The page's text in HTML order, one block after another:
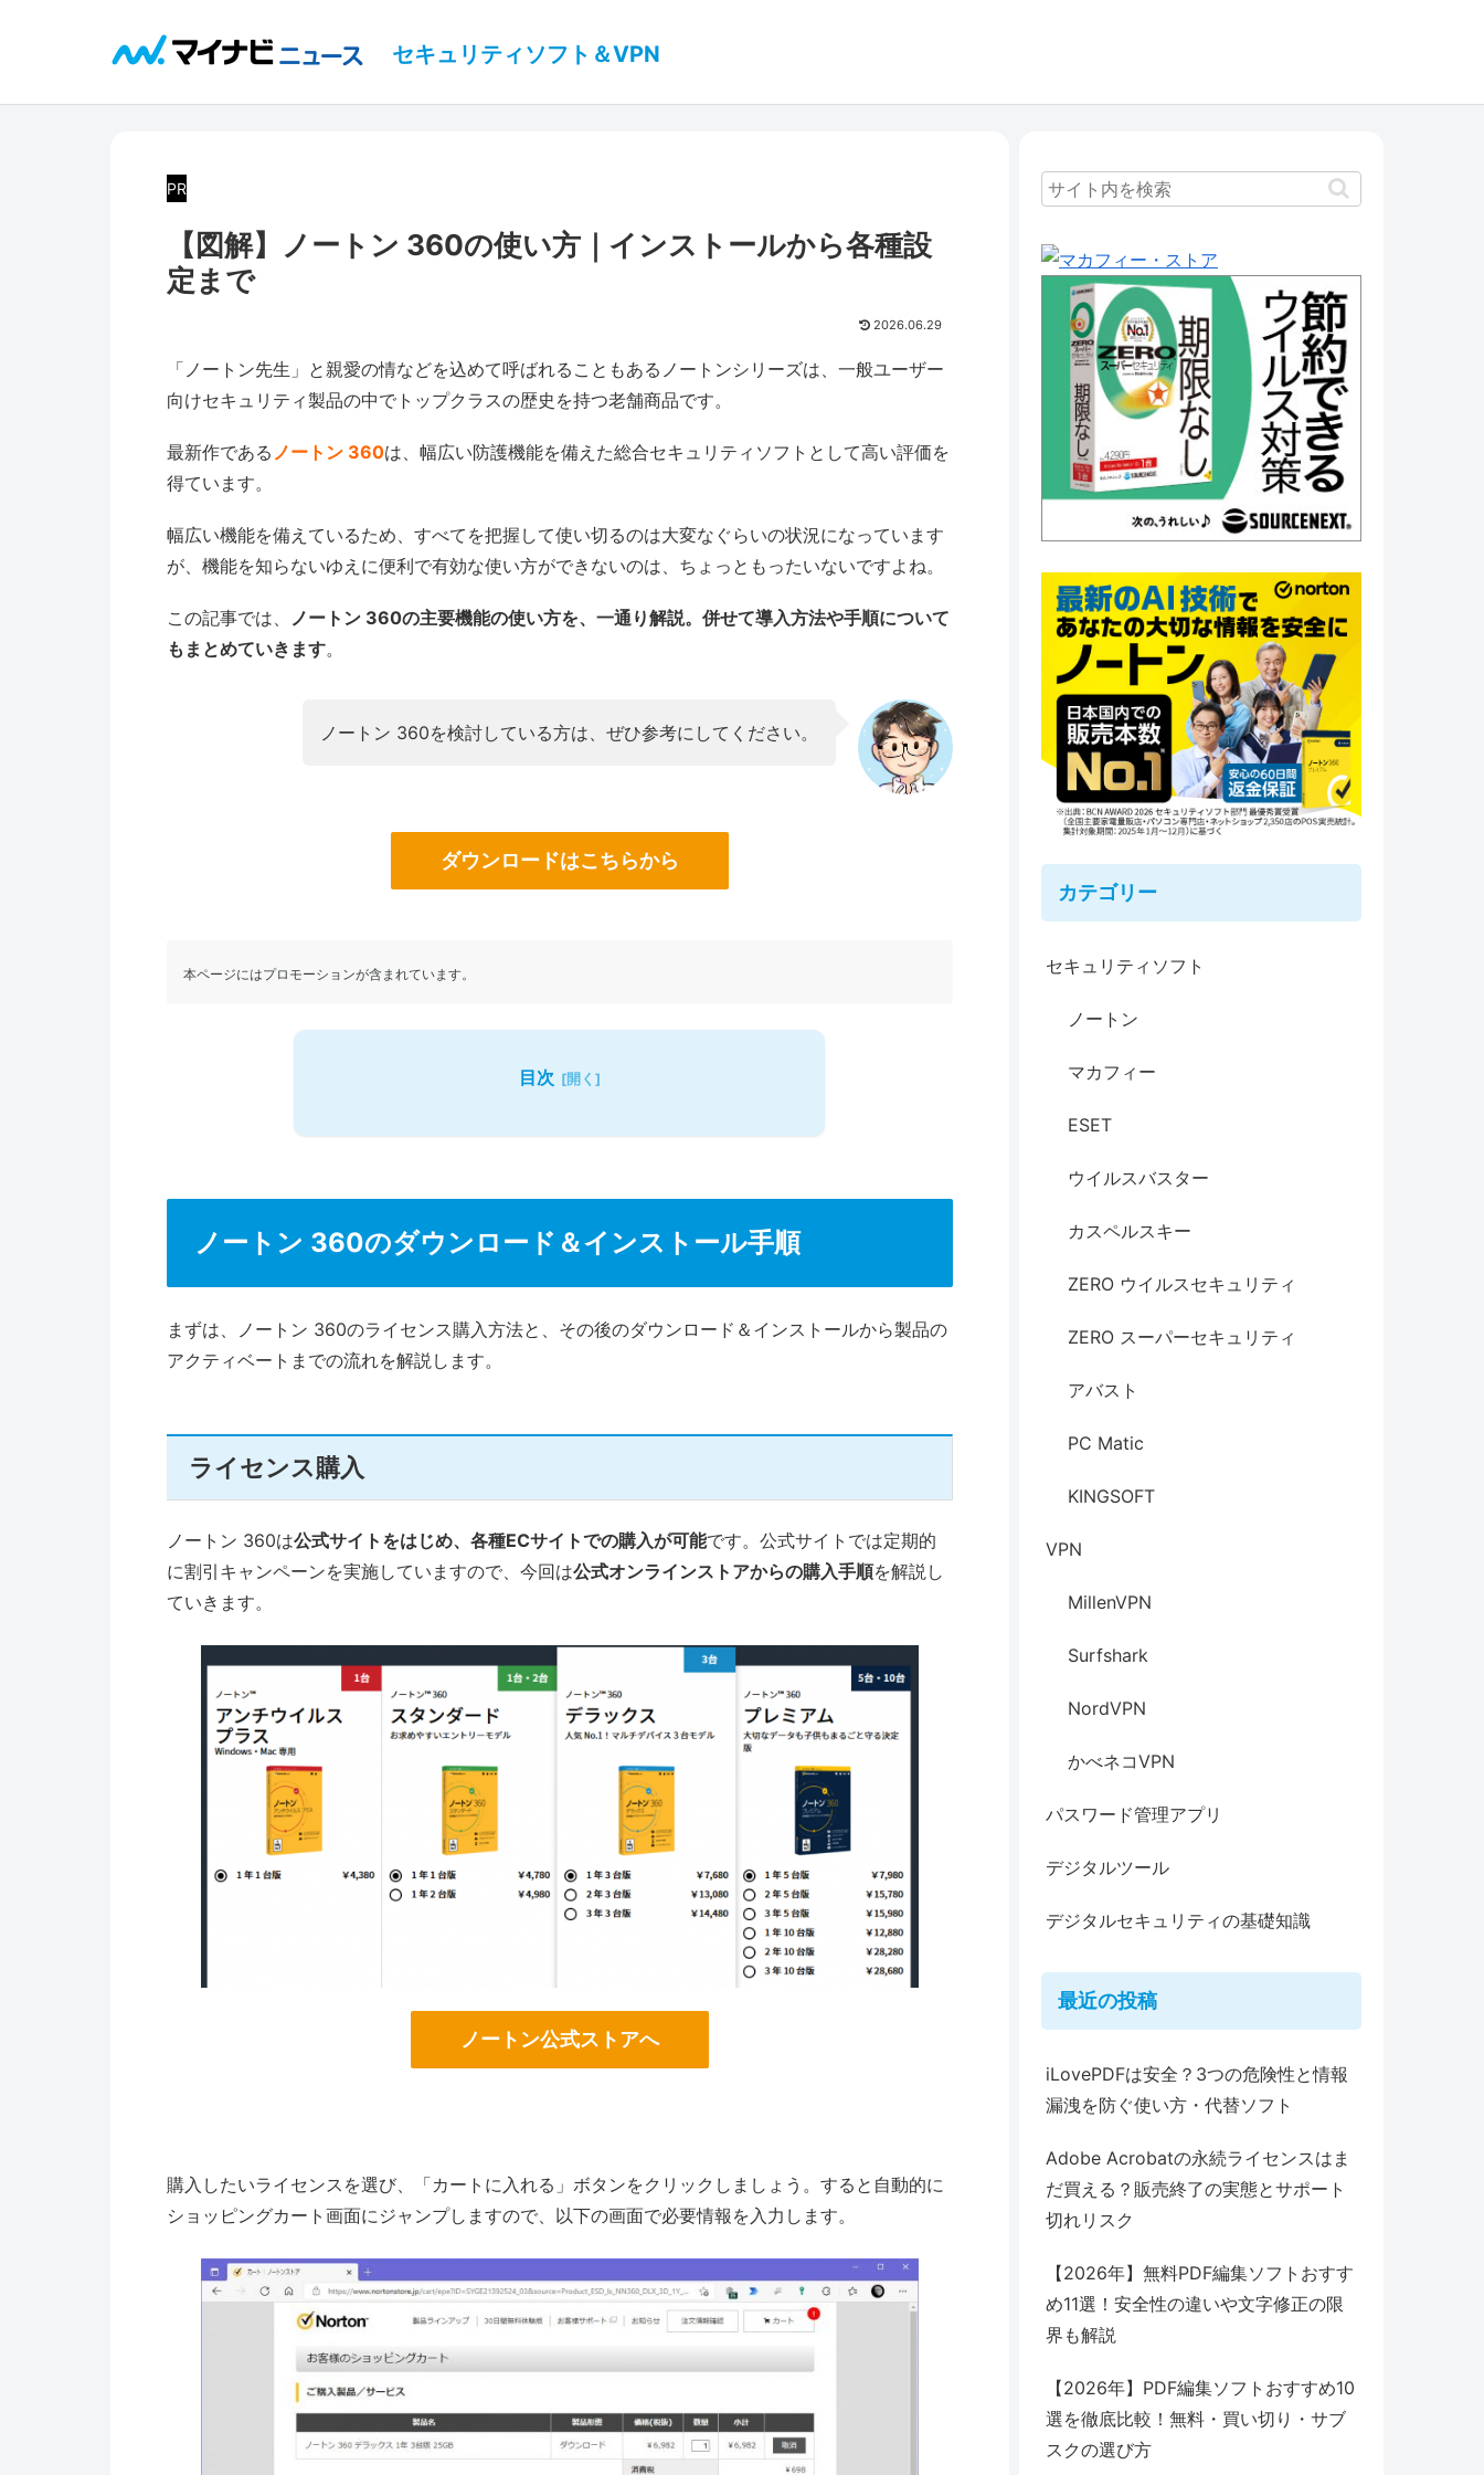
セキュリティソフト＆VPN
PR
【図解】ノートン 360の使い方｜インストールから各種設
定まで
2026.06.29
「ノートン先生」と親愛の情などを込めて呼ばれることもあるノートンシリーズは、一般ユーザー
向けセキュリティ製品の中でトップクラスの歴史を持つ老舗商品です。
最新作である ノートン 360は、幅広い防護機能を備えた総合セキュリティソフトとして高い評価を
得ています。
幅広い機能を備えているため、すべてを把握して使い切るのは大変なぐらいの状況になっています
が、機能を知らないゆえに便利で有効な使い方ができないのは、ちょっともったいないですよね。
この記事では、 ノートン 360の主要機能の使い方を、一通り解説。併せて導入方法や手順について
もまとめていきます。
ノートン 360を検討している方は、ぜひ参考にしてください。
ダウンロードはこちらから
本ページにはプロモーションが含まれています。
目次
ノートン 360のダウンロード＆インストール手順
まずは、ノートン 360のライセンス購入方法と、その後のダウンロード＆インストールから製品の
アクティベートまでの流れを解説します。
ライセンス購入
ノートン 360は公式サイトをはじめ、各種ECサイトでの購入が可能です。公式サイトでは定期的
に割引キャンペーンを実施していますので、今回は公式オンラインストアからの購入手順を解説し
ていきます。
ノートン公式ストアへ
購入したいライセンスを選び、「カートに入れる」ボタンをクリックしましょう。すると自動的に
ショッピングカート画面にジャンプしますので、以下の画面で必要情報を入力します。
カテゴリー
セキュリティソフト
ノートン
マカフィー
ESET
ウイルスバスター
カスペルスキー
ZERO ウイルスセキュリティ
ZERO スーパーセキュリティ
アバスト
PC Matic
KINGSOFT
VPN
MillenVPN
Surfshark
NordVPN
かべネコVPN
パスワード管理アプリ
デジタルツール
デジタルセキュリティの基礎知識
最近の投稿
iLovePDFは安全？3つの危険性と情報
漏洩を防ぐ使い方・代替ソフト
Adobe Acrobatの永続ライセンスはま
だ買える？販売終了の実態とサポート
切れリスク
【2026年】無料PDF編集ソフトおすす
め11選！安全性の違いや文字修正の限
界も解説
【2026年】PDF編集ソフトおすすめ10
選を徹底比較！無料・買い切り・サブ
スクの選び方